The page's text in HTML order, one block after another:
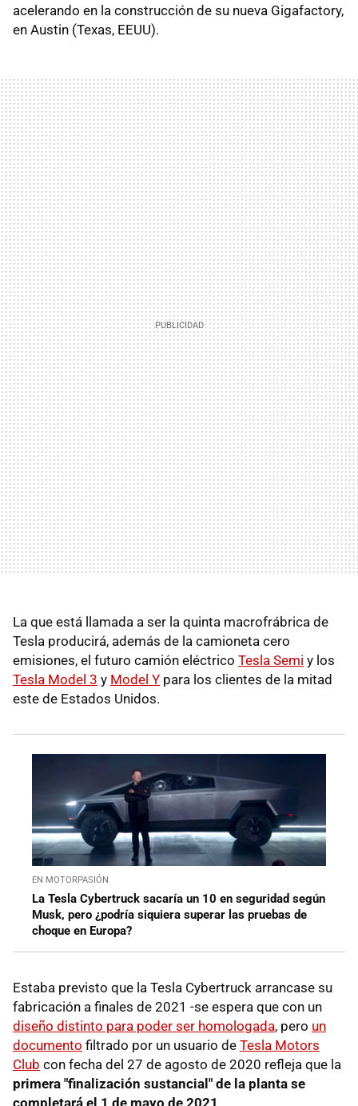
acelerando en la construcción de su nueva Gigafactory,
en Austin (Texas, EEUU).
La que está llamada a ser la quinta macrofrábrica de
Tesla producirá, además de la camioneta cero
emisiones, el futuro camión eléctrico Tesla Semi y los
Tesla Model 3 y Model Y para los clientes de la mitad
este de Estados Unidos.
EN MOTORPASIÓN
La Tesla Cybertruck sacaría un 10 en seguridad según
Musk, pero ¿podría siquiera superar las pruebas de
choque en Europa?
Estaba previsto que la Tesla Cybertruck arrancase su
fabricación a finales de 2021 -se espera que con un
diseño distinto para poder ser homologada, pero un
documento filtrado por un usuario de Tesla Motors
Club con fecha del 27 de agosto de 2020 refleja que la
primera "finalización sustancial" de la planta se
completará el 1 de mayo de 2021